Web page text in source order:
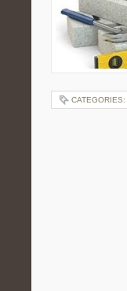
CATEGORIES: